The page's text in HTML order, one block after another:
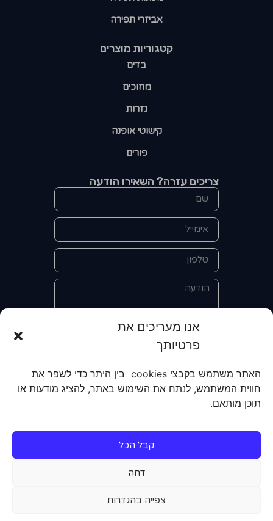
אנו מעריכים את
פרטיותך
האתר משתמש בקבצי cookies בין היתר כדי לשפר את
חווית המשתמש, לנתח את השימוש באתר, להציג מודעות או
תוכן מותאם.
קבל הכל
דחה
צפייה בהגדרות
קטגוריות מוצרים​
בדים
מחוכים
גזרות
קישוטי אופנה
פורים
אביזרי תפירה
צריכים עזרה? השאירו הודעה
אני מאשר/ת את מסירת הפרטים
קבלת מידע על מוצרים, שירותים, מועדון
לקוחות. אני מודע/ת שאוכל לבטל את
הרישום שלי בכל עת ושעל מסירת הפרטים